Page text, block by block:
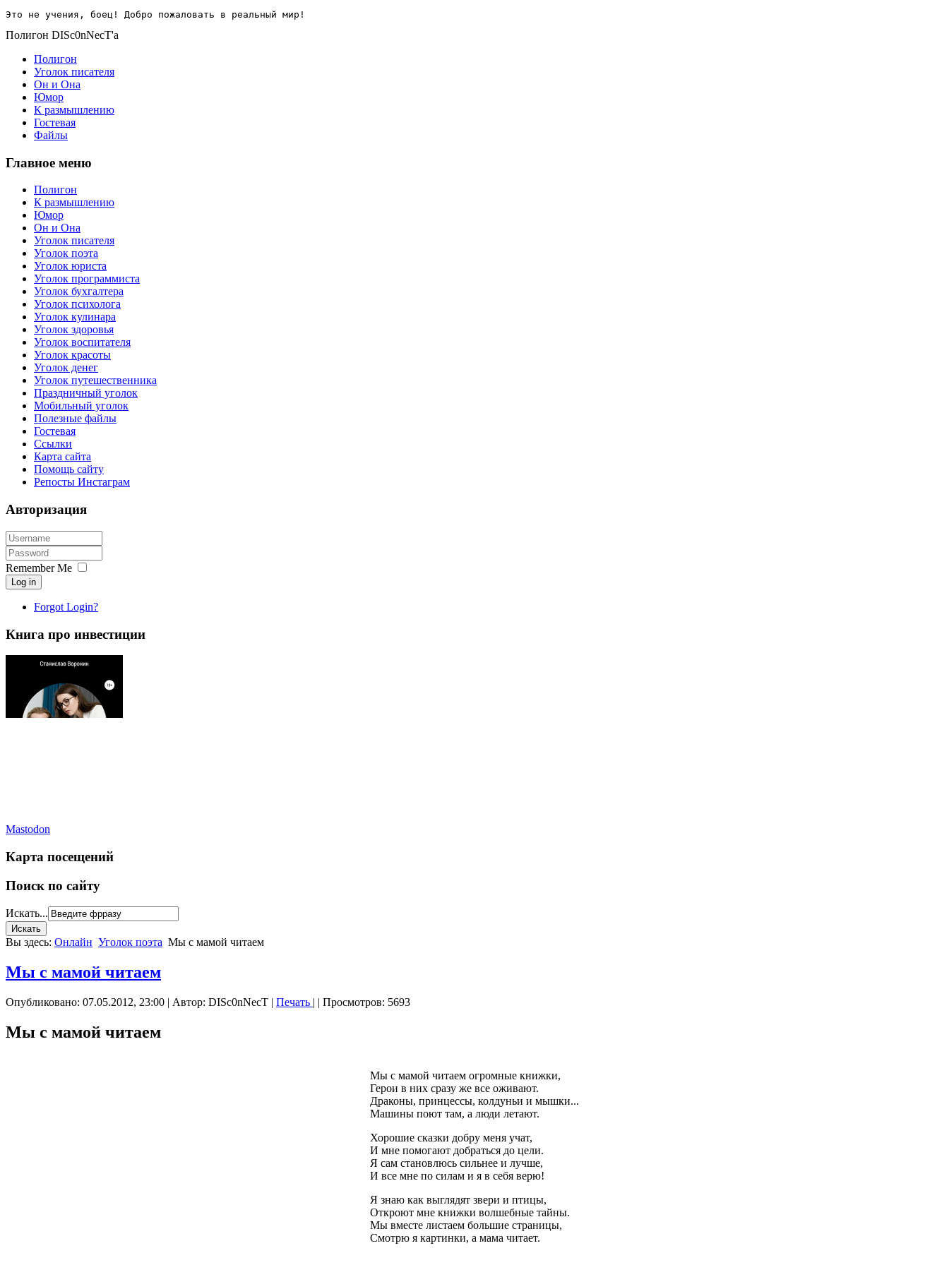
Это не учения, боец! Добро пожаловать в реальный мир!
Полигон DISc0nNecT'a
Полигон
Уголок писателя
Он и Она
Юмор
К размышлению
Гостевая
Файлы
Главное меню
Полигон
К размышлению
Юмор
Он и Она
Уголок писателя
Уголок поэта
Уголок юриста
Уголок программиста
Уголок бухгалтера
Уголок психолога
Уголок кулинара
Уголок здоровья
Уголок воспитателя
Уголок красоты
Уголок денег
Уголок путешественника
Праздничный уголок
Мобильный уголок
Полезные файлы
Гостевая
Ссылки
Карта сайта
Помощь сайту
Репосты Инстаграм
Авторизация
Remember Me
Log in
Forgot Login?
Книга про инвестиции
Mastodon
Карта посещений
Поиск по сайту
Искать...
Вы здесь: Онлайн Уголок поэта Мы с мамой читаем
Мы с мамой читаем
Опубликовано: 07.05.2012, 23:00 | Автор: DISc0nNecT | Печать | | Просмотров: 5693
Мы с мамой читаем
Мы с мамой читаем огромные книжки,
Герои в них сразу же все оживают.
Драконы, принцессы, колдуньи и мышки...
Машины поют там, а люди летают.
Хорошие сказки добру меня учат,
И мне помогают добраться до цели.
Я сам становлюсь сильнее и лучше,
И все мне по силам и я в себя верю!
Я знаю как выглядят звери и птицы,
Откроют мне книжки волшебные тайны.
Мы вместе листаем большие страницы,
Смотрю я картинки, а мама читает.